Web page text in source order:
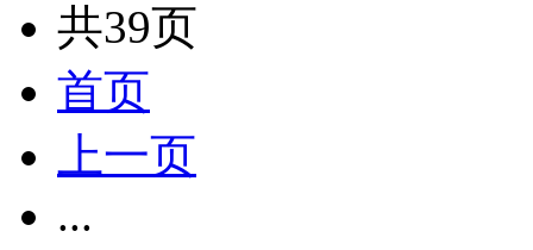
共39页
首页
上一页
...